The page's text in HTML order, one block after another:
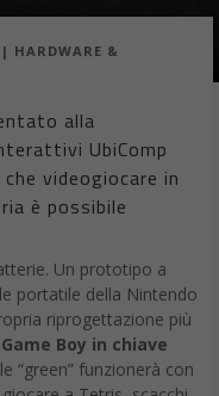
| HARDWARE &
alla
UbiComp
videogiocare in
è possibile
Un prototipo a
portatile della Nintendo
riprogettazione più
Boy in chiave
“green” funzionerà con